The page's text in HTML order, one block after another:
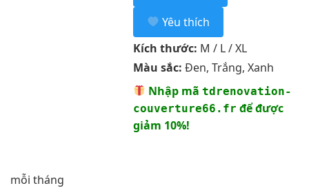
Yêu thích
Kích thước: M / L / XL
Màu sắc: Đen, Trắng, Xanh
Nhập mã tdrenovation-
couverture66.fr để được
giảm 10%!
mỗi tháng